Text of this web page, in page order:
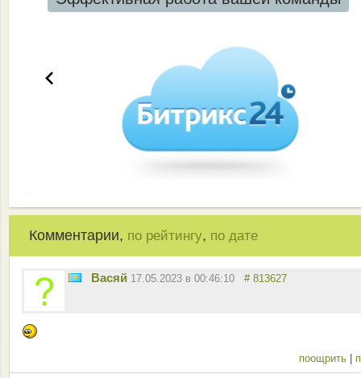
Комментарии, по рейтингу, по дате
Васяй 17.05.2023 в 00:46:10 # 813627
поощрить